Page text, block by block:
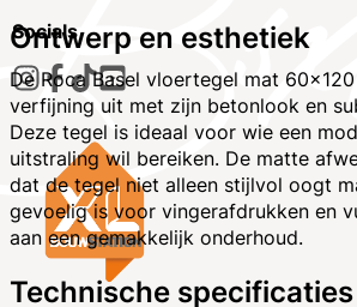
Ontwerp en esthetiek
De Roca Basel vloertegel mat
verfijning uit met zijn betonlook en
Deze tegel is ideaal voor wie een
uitstraling wil bereiken. De matte
dat de tegel niet alleen stijlvol oogt
gevoelig is voor vingerafdrukken en
aan een gemakkelijk onderhoud.
Technische specificaties
Socials